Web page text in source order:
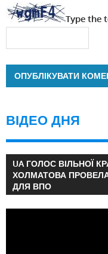
Type the
ВІДЕО ДНЯ
UA ГОЛОС ВІЛЬНОЇ
ХОЛМАТОВА
ДЛЯ ВПО